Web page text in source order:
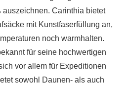
Carinthia bietet
mit Kunstfaserfüllung an,
noch warmhalten.
für seine hochwertigen
vor allem für Expeditionen
sowohl Daunen- als auch